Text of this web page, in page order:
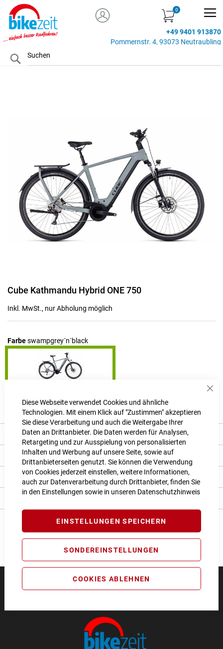
Diese Webseite verwendet Cookies und ähnliche
Technologien. Mit einem Klick auf "Zustimmen" akzeptieren
Sie diese Verarbeitung und auch die Weitergabe Ihrer
Daten an Drittanbieter. Die Daten werden für Analysen,
Retargeting und zur Ausspielung von personalisierten
Inhalten und Werbung auf unsere Seite, sowie auf
Drittanbieterseiten genutzt. Sie können die Verwendung
von Cookies jederzeit einstellen, weitere Informationen,
auch zur Datenverarbeitung durch Drittanbieter, finden Sie
in den Einstellungen sowie in unseren Datenschutzhinweis
EINSTELLUNGEN SPEICHERN
SONDEREINSTELLUNGEN
COOKIES ABLEHNEN
MEIN KONTO
+49 9401 913870
Pommernstr. 4, 93073 Neutraubling
Search
Zum
der
Cube Kathmandu Hybrid ONE 750
Inkl. MwSt., nur Abholung möglich
Farbeswampgrey´n´black
Beschreibung
Produkt Details
Bewertungen
Angaben zur Produktsicherheit